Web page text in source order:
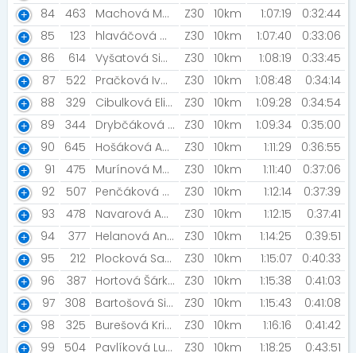
84
463 Machová Markéta Z30 10km 1:07:19
0:32:44
85
123 hlaváčová Marcela [žvíci] Z30 10km 1:07:40
0:33:06
86
614 Vyšatová Simona Z30 10km 1:08:19
0:33:45
87
522 Pračková Ivana Z30 10km 1:08:48
0:34:14
88
329 Cibulková Eliška Marie Z30 10km 1:09:28
0:34:54
89
344 Drybčáková Hana Z30 10km 1:09:34
0:35:00
90
645 Hošáková Aneta Z30 10km 1:11:29
0:36:55
91
475 Murínová Markéta Z30 10km 1:11:40
0:37:06
92
507 Penčáková Aneta [MIZUNO TEAM] Z30 10km 1:12:14
0:37:39
93
478 Navarová Anita [MIZUNO TEAM] Z30 10km 1:12:15
0:37:41
94
377 Helanová Anna [ZFP] Z30 10km 1:14:25
0:39:51
95
212 Plocková Sabina Z30 10km 1:15:07
0:40:33
96
387 Hortová Šárka Z30 10km 1:15:38
0:41:03
97
308 Bartošová Simona Z30 10km 1:15:43
0:41:08
98
325 Burešová Kristýna Z30 10km 1:16:16
0:41:42
99
504 Pavlíková Lucia Z30 10km 1:18:25 0:43:51